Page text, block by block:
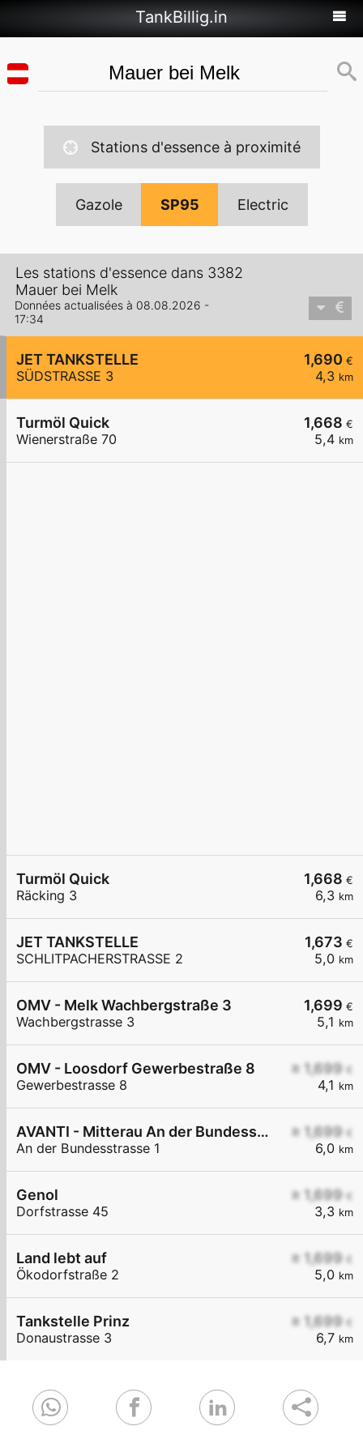
TankBillig.in
Stations d'essence à proximité
Gazole SP95 Electric
Les stations d'essence dans 3382
Mauer bei Melk
Données actualisées à 08.08.2026 -
17:34
1,690 €
4,3 km
JET TANKSTELLE
SÜDSTRASSE 3
1,668 €
5,4 km
Turmöl Quick
Wienerstraße 70
1,668 €
6,3 km
Turmöl Quick
Räcking 3
1,673 €
5,0 km
JET TANKSTELLE
SCHLITPACHERSTRASSE 2
1,699 €
5,1 km
OMV - Melk Wachbergstraße 3
Wachbergstrasse 3
≥ 1,699 €
4,1 km
OMV - Loosdorf Gewerbestraße 8
Gewerbestrasse 8
≥ 1,699 €
6,0 km
AVANTI - Mitterau An der Bundesstraße 1
An der Bundesstrasse 1
≥ 1,699 €
3,3 km
Genol
Dorfstrasse 45
≥ 1,699 €
5,0 km
Land lebt auf
Ökodorfstraße 2
≥ 1,699 €
6,7 km
Tankstelle Prinz
Donaustrasse 3